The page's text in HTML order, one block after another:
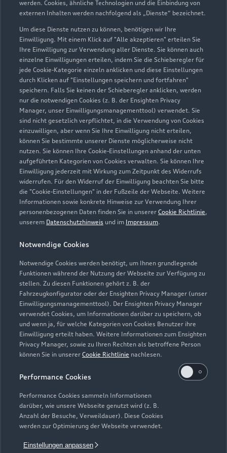
werden. Cookies, ähnliche Technologien und die Einbindung von
externen Inhalten werden nachfolgend als „Dienste“ bezeichnet.
Um diese Dienste nutzen zu können, benötigen wir Ihre
Einwilligung. Mit einem Klick auf "Alle akzeptieren" erteilen Sie
Ihre Einwilligung zur Verwendung aller Dienste. Sie können auch
einzelne Einwilligungen erteilen, indem Sie die Schieberegler für
jede Cookie-Kategorie einzeln anklicken und diese Einstellungen
durch Klicken auf "Einstellungen speichern und fortfahren"
speichern. Falls Sie keinen der Schieberegler anklicken, werden
nur die notwendigen Cookies (z. B. der Ensighten Privacy
Manager, unser Einwilligungsmanagementtool) verwendet. Sie
sind nicht gesetzlich verpflichtet, in die Verwendung von Cookies
einzuwilligen, aber wenn Sie Ihre Einwilligung nicht erteilen,
können Sie bestimmte unserer Dienste möglicherweise nicht
nutzen. Sie können Ihre Cookie-Einstellungen anhand der unten
aufgeführten Kategorien von Cookies verwalten. Sie können Ihre
Einwilligung jederzeit mit Wirkung zum Zeitpunkt des Widerrufs
widerrufen. Für den Widerruf der Einwilligung beachten Sie bitte
die "Cookie-Einstellungen" in der Fußzeile der Webseite. Weitere
Informationen sowie konkrete Hinweise zur Verwendung Ihrer
personenbezogenen Daten finden Sie in unserer Cookie Richtlinie,
unserem Datenschutzhinweis und im Impressum.
Notwendige Cookies
Notwendige Cookies werden benötigt, um Ihnen grundlegende
Funktionen während der Nutzung der Webseite zur Verfügung zu
stellen. Zu diesen Funktionen gehört z. B. der
Fahrzeugkonfigurator oder der Ensighten Privacy Manager (unser
Einwilligungsmanagementtool). Der Ensighten Privacy Manager
verwendet Cookies, um Informationen darüber zu speichern, ob
und wenn ja, für welche Kategorien von Cookies Benutzer ihre
Einwilligung erteilt haben. Weitere Informationen zum Ensighten
Privacy Manager, sowie zu Ihren Rechten als betroffene Person
können Sie in unserer Cookie Richtlinie nachlesen.
Performance Cookies
Performance Cookies sammeln Informationen
darüber, wie unsere Webseite genutzt wird (z. B.
Anzahl der Besuche, Verweildauer). Diese Cookies
werden zur Optimierung der Webseite verwendet.
Einstellungen anpassen
Zur Reparatur
Zur Inspektion
Zurück nach oben
Modelle
Elektromodelle
Plug-in-Hybride
Neuwagensuche
Gebrauchtwagensuche
Service & Zubehör
Saisonale Angebote
Audi Services
Support